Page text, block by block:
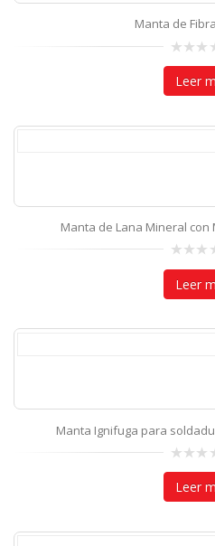
Manta de
0
out
5
Leer
Manta de Lana Mineral con
0
out
5
Leer
Manta Ignifuga para
0
out
5
Leer